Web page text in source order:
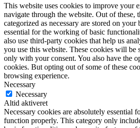
This website uses cookies to improve your
navigate through the website. Out of these,
categorized as necessary are stored on your
essential for the working of basic
also use third-party cookies that help us
you use this website. These cookies will be
only with your consent. You also have the
cookies. But opting out of some of these
browsing experience.
Necessary
Necessary
Altid aktiveret
Necessary cookies are absolutely essential
function properly. This category only